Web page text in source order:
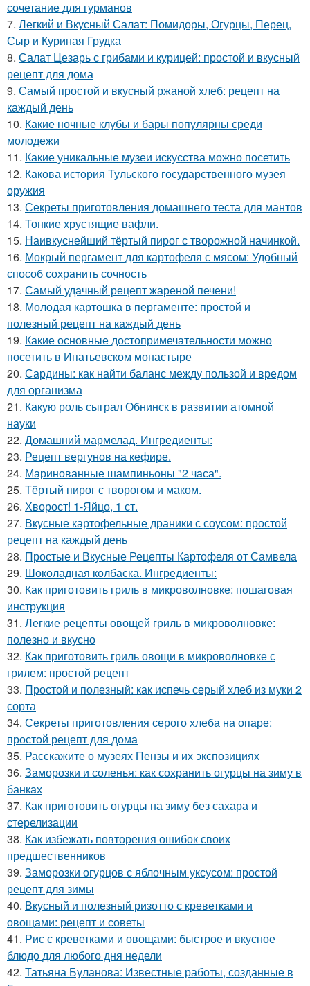
сочетание для гурманов
7. Легкий и Вкусный Салат: Помидоры, Огурцы, Перец,
Сыр и Куриная Грудка
8. Салат Цезарь с грибами и курицей: простой и вкусный
рецепт для дома
9. Самый простой и вкусный ржаной хлеб: рецепт на
каждый день
10. Какие ночные клубы и бары популярны среди
молодежи
11. Какие уникальные музеи искусства можно посетить
12. Какова история Тульского государственного музея
оружия
13. Секреты приготовления домашнего теста для мантов
14. Тонкие хрустящие вафли.
15. Наивкуснейший тёртый пирог с творожной начинкой.
16. Мокрый пергамент для картофеля с мясом: Удобный
способ сохранить сочность
17. Самый удачный рецепт жареной печени!
18. Молодая картошка в пергаменте: простой и
полезный рецепт на каждый день
19. Какие основные достопримечательности можно
посетить в Ипатьевском монастыре
20. Сардины: как найти баланс между пользой и вредом
для организма
21. Какую роль сыграл Обнинск в развитии атомной
науки
22. Домашний мармелад. Ингредиенты:
23. Рецепт вергунов на кефире.
24. Маринованные шампиньоны "2 часа".
25. Тёртый пирог с творогом и маком.
26. Хворост! 1-Яйцо, 1 ст.
27. Вкусные картофельные драники с соусом: простой
рецепт на каждый день
28. Простые и Вкусные Рецепты Картофеля от Самвела
29. Шоколадная колбаска. Ингредиенты:
30. Как приготовить гриль в микроволновке: пошаговая
инструкция
31. Легкие рецепты овощей гриль в микроволновке:
полезно и вкусно
32. Как приготовить гриль овощи в микроволновке с
грилем: простой рецепт
33. Простой и полезный: как испечь серый хлеб из муки 2
сорта
34. Секреты приготовления серого хлеба на опаре:
простой рецепт для дома
35. Расскажите о музеях Пензы и их экспозициях
36. Заморозки и соленья: как сохранить огурцы на зиму в
банках
37. Как приготовить огурцы на зиму без сахара и
стерелизации
38. Как избежать повторения ошибок своих
предшественников
39. Заморозки огурцов с яблочным уксусом: простой
рецепт для зимы
40. Вкусный и полезный ризотто с креветками и
овощами: рецепт и советы
41. Рис с креветками и овощами: быстрое и вкусное
блюдо для любого дня недели
42. Татьяна Буланова: Известные работы, созданные в